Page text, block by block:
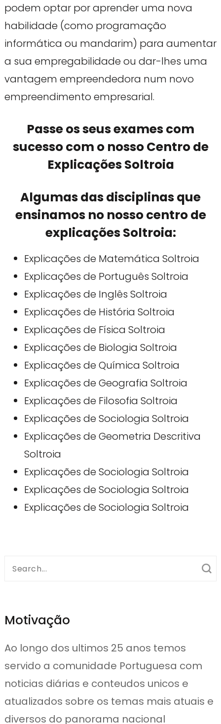
podem optar por aprender uma nova
habilidade (como programação
informática ou mandarim) para aumentar
a sua empregabilidade ou dar-lhes uma
vantagem empreendedora num novo
empreendimento empresarial.
Passe os seus exames com
sucesso com o nosso Centro de
Explicações Soltroia
Algumas das disciplinas que
ensinamos no nosso centro de
explicações Soltroia:
Explicações de Matemática Soltroia
Explicações de Português Soltroia
Explicações de Inglês Soltroia
Explicações de História Soltroia
Explicações de Física Soltroia
Explicações de Biologia Soltroia
Explicações de Química Soltroia
Explicações de Geografia Soltroia
Explicações de Filosofia Soltroia
Explicações de Sociologia Soltroia
Explicações de Geometria Descritiva
Soltroia
Explicações de Sociologia Soltroia
Explicações de Sociologia Soltroia
Explicações de Sociologia Soltroia
Search
Motivação
Ao longo dos ultimos 25 anos temos
servido a comunidade Portuguesa com
noticias diárias e conteudos unicos e
atualizados sobre os temas mais atuais e
diversos do panorama nacional